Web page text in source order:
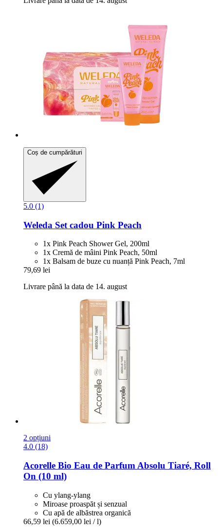
Coș de cumpărături
5.0 (1)
Weleda Set cadou Pink Peach
1x Pink Peach Shower Gel, 200ml
1x Cremă de mâini Pink Peach, 50ml
1x Balsam de buze cu nuanță Pink Peach, 7ml
79,69 lei
Livrare până la data de 14. august
2 opțiuni
4.0 (18)
Acorelle Bio Eau de Parfum Absolu Tiaré, Roll
On (10 ml)
Cu ylang-ylang
Miroase proaspăt și senzual
Cu apă de albăstrea organică
66,59 lei (6.659,00 lei / l)